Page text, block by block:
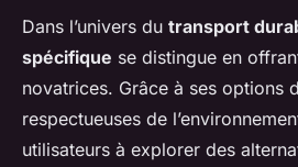
Dans l’univers du transport
spécifique se distingue en
novatrices. Grâce à ses options
respectueuses de
utilisateurs à explorer des